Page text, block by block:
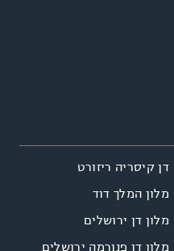
דן קיסריה ריזורט
מלון המלך דוד
מלון דן ירושלים
מלון דן פנורמה ירושלים